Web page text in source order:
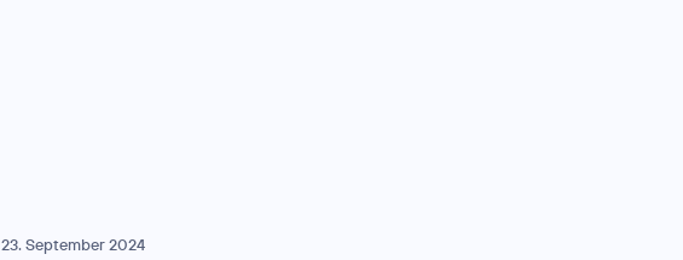
23. September 2024